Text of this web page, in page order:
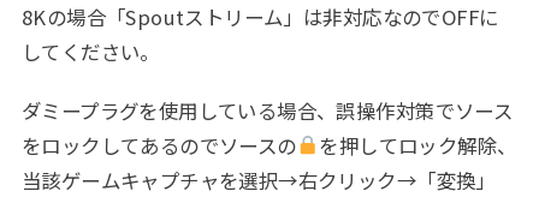
8Kの場合「Spoutストリーム」は非対応なのでOFFに
してください。
ダミープラグを使用している場合、誤操作対策でソース
をロックしてあるのでソースの
を押してロック解除、
当該ゲームキャプチャを選択→右クリック→「変換」